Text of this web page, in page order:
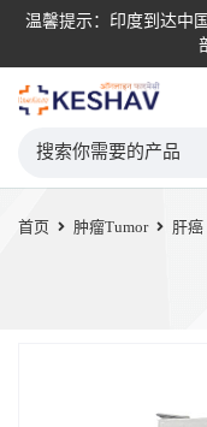
温馨提示：印度到达中
首页 肿瘤Tumor 肝癌